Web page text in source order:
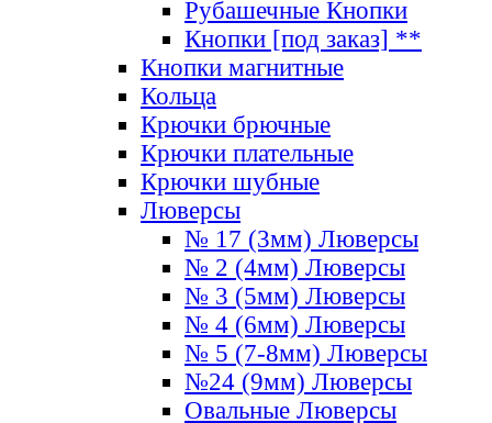
Рубашечные Кнопки
Кнопки [под заказ] **
Кнопки магнитные
Кольца
Крючки брючные
Крючки плательные
Крючки шубные
Люверсы
№ 17 (3мм) Люверсы
№ 2 (4мм) Люверсы
№ 3 (5мм) Люверсы
№ 4 (6мм) Люверсы
№ 5 (7-8мм) Люверсы
№24 (9мм) Люверсы
Овальные Люверсы